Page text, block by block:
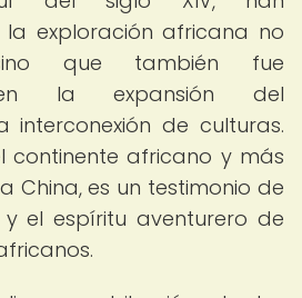
exploración africana no
que también fue
la expansión del
interconexión de culturas.
continente africano y más
China, es un testimonio de
el espíritu aventurero de